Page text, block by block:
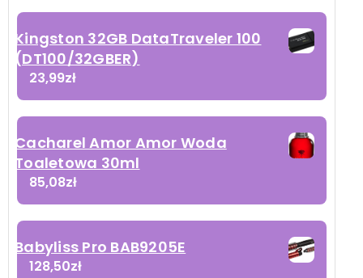
Kingston 32GB DataTraveler 100
(DT100/32GBER)
23,99zł
Cacharel Amor Amor Woda
Toaletowa 30ml
85,08zł
Babyliss Pro BAB9205E
128,50zł